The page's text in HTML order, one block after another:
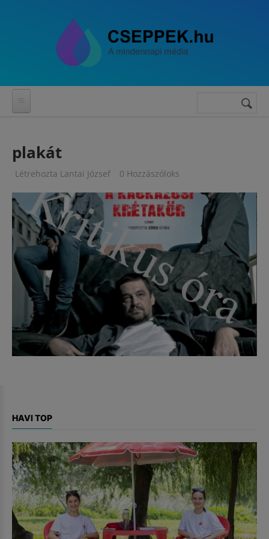
Keresés
plakát
Létrehozta Lantai József 0 Hozzászóloks
HAVI TOP